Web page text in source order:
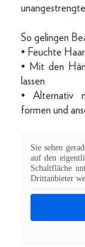
So gelingen
• Feuchte
• Mit den
lassen
• Alternativ
formen und
Sie sehen
auf den
Schaltfläche
Drittanbieter